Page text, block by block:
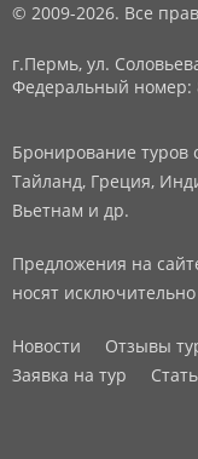
© 2009-2026. Все
г.Пермь, ул.
Федеральный номер:
Бронирование туров
Тайланд, Греция,
Вьетнам и др.
Предложения на
носят
Новости Отзывы
Заявка на тур